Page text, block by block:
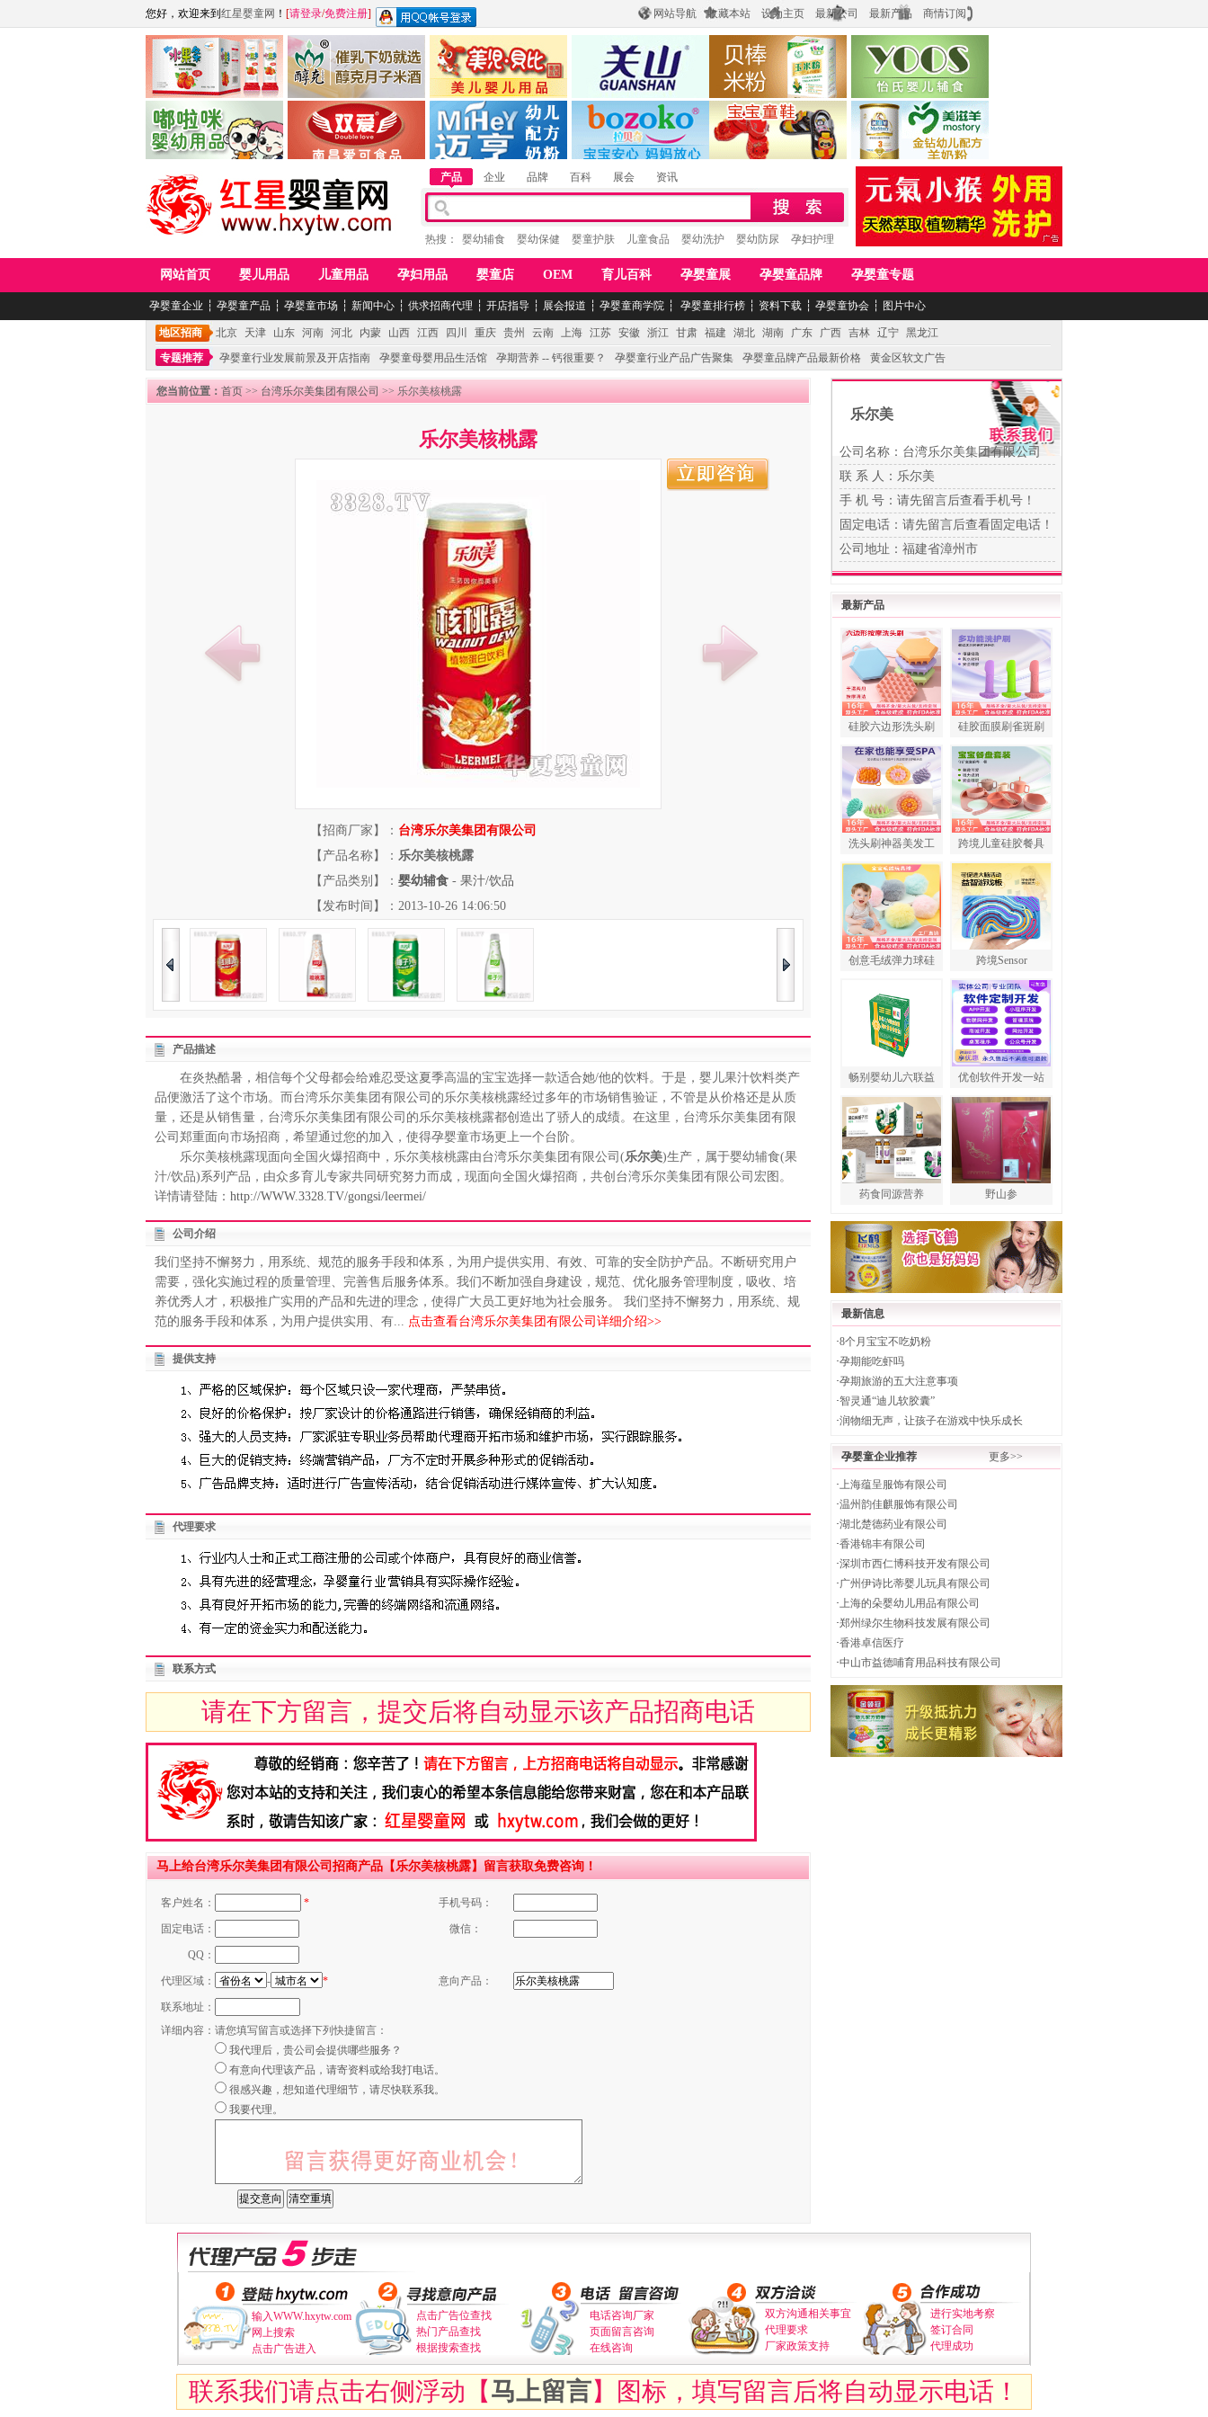
网站导航 收藏本站 设为主页 最新公司 最新产品 商情订阅
您好，欢迎来到 红星婴童网 ！ [请登录/免费注册]
江西麦嘟嘟食品有限公司
青岛嘟啦咪婴幼儿用品公司
江西醇之客月子米酒 惠州市美儿婴儿用品公司
湖南迈亨母婴用品有限公司
陕西关山乳业有限公司
香港欧嘻高婴童用品公司
江西贝棒儿童食品 上海怡氏食品科技有限公司
湖南美滋生物科技有限公司
产品 企业 品牌 百科 展会 资讯
热搜： 婴幼辅食 婴幼保健 婴童护肤 儿童食品 婴幼洗护 婴幼防尿 孕妇护理
网站首页 婴儿用品 儿童用品 孕妇用品 婴童店 OEM 育儿百科 孕婴童展 孕婴童品牌 孕婴童专题
孕婴童企业 ┆ 孕婴童产品 ┆ 孕婴童市场 ┆ 新闻中心 ┆ 供求招商代理 ┆ 开店指导 ┆ 展会报道 ┆ 孕婴童商学院 ┆ 孕婴童排行榜 ┆ 资料下载 ┆ 孕婴童协会 ┆ 图片中心
地区招商 北京 天津 山东 河南 河北 内蒙 山西 江西 四川 重庆 贵州 云南 上海 江苏 安徽 浙江 甘肃 福建 湖北 湖南 广东 广西 吉林 辽宁 黑龙江
专题推荐
孕婴童行业发展前景及开店指南 孕婴童母婴用品生活馆 孕期营养 -- 钙很重要？ 孕婴童行业产品广告聚集 孕婴童品牌产品最新价格 黄金区软文广告
您当前位置： 首页 >> 台湾乐尔美集团有限公司 >> 乐尔美核桃露
乐尔美核桃露
【招商厂家】： 台湾乐尔美集团有限公司
【产品名称】： 乐尔美核桃露
【产品类别】： 婴幼辅食 - 果汁/饮品
【发布时间】：2013-10-26 14:06:50
产品描述
在炎热酷暑，相信每个父母都会给难忍受这夏季高温的宝宝选择一款适合她/他的饮料。于是，婴儿果汁饮料类产
品便激活了这个市场。而台湾乐尔美集团有限公司的乐尔美核桃露经过多年的市场销售验证，不管是从价格还是从质
量，还是从销售量，台湾乐尔美集团有限公司的乐尔美核桃露都创造出了骄人的成绩。在这里，台湾乐尔美集团有限
公司郑重面向市场招商，希望通过您的加入，使得孕婴童市场更上一个台阶。
乐尔美核桃露现面向全国火爆招商中，乐尔美核桃露由台湾乐尔美集团有限公司(乐尔美)生产，属于婴幼辅食(果
汁/饮品)系列产品，由众多育儿专家共同研究努力而成，现面向全国火爆招商，共创台湾乐尔美集团有限公司宏图。
详情请登陆： http://WWW.3328.TV/gongsi/leermei/
公司介绍
我们坚持不懈努力，用系统、规范的服务手段和体系，为用户提供实用、有效、可靠的安全防护产品。不断研究用户
需要，强化实施过程的质量管理、完善售后服务体系。我们不断加强自身建设，规范、优化服务管理制度，吸收、培
养优秀人才，积极推广实用的产品和先进的理念，使得广大员工更好地为社会服务。 我们坚持不懈努力，用系统、规
范的服务手段和体系，为用户提供实用、有... 点击查看台湾乐尔美集团有限公司详细介绍>>
提供支持
代理要求
联系方式
请在下方留言，提交后将自动显示该产品招商电话
马上给台湾乐尔美集团有限公司招商产品【乐尔美核桃露】留言获取免费咨询！
客户姓名： * 手机号码：
固定电话： 微信：
QQ：
代理区域： - * 意向产品：
联系地址：
详细内容： 请您填写留言或选择下列快捷留言：
我代理后，贵公司会提供哪些服务？
有意向代理该产品，请寄资料或给我打电话。
很感兴趣，想知道代理细节，请尽快联系我。
我要代理。
乐尔美
公司名称：台湾乐尔美集团有限公司
联 系 人：乐尔美
手 机 号： 请先留言后查看手机号！
固定电话： 请先留言后查看固定电话！
公司地址：福建省漳州市
最新产品
硅胶六边形洗头刷 硅胶面膜刷雀斑刷
洗头刷神器美发工 跨境儿童硅胶餐具
创意毛绒弹力球硅 跨境Sensor
畅别婴幼儿六联益 优创软件开发一站
药食同源营养 野山参
最新信息
·8个月宝宝不吃奶粉
·孕期能吃虾吗
·孕期旅游的五大注意事项
·智灵通“迪儿软胶囊”
·润物细无声，让孩子在游戏中快乐成长
孕婴童企业推荐 更多>>
·上海蕴呈服饰有限公司
·温州韵佳麒服饰有限公司
·湖北楚德药业有限公司
·香港锦丰有限公司
·深圳市西仁博科技开发有限公司
·广州伊诗比蒂婴儿玩具有限公司
·上海的朵婴幼儿用品有限公司
·郑州绿尔生物科技发展有限公司
·香港卓信医疗
·中山市益德哺育用品科技有限公司
输入WWW.hxytw.com
网上搜索
点击广告进入
点击广告位查找
热门产品查找
根据搜索查找
电话咨询厂家
页面留言咨询
在线咨询
双方沟通相关事宜
代理要求
厂家政策支持
进行实地考察
签订合同
代理成功
联系我们请点击右侧浮动【马上留言】图标，填写留言后将自动显示电话！